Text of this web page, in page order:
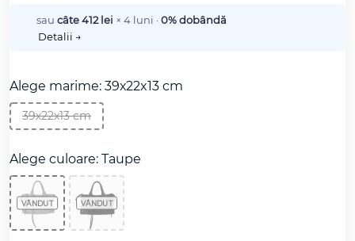
sau câte 412 lei × 4 luni ·0% dobândă
Detalii →
Alege marime: 39х22x13 cm
39х22x13 cm
Alege culoare: Taupe